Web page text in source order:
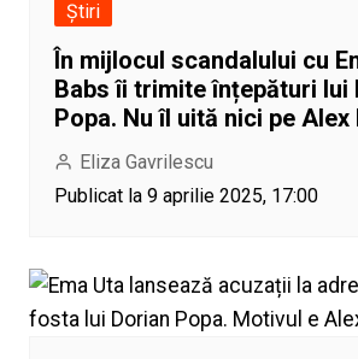
Știri
În mijlocul scandalului cu
Babs îi trimite înțepături lui
Popa. Nu îl uită nici pe Alex
Eliza Gavrilescu
Publicat la 9 aprilie 2025, 17:00